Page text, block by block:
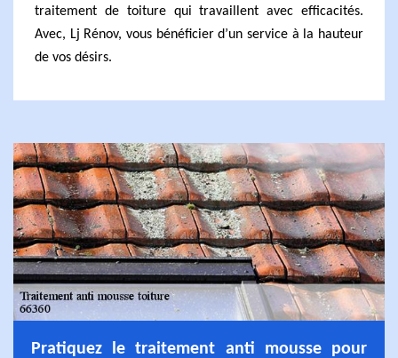
traitement de toiture qui travaillent avec efficacités.
Avec, Lj Rénov, vous bénéficier d’un service à la hauteur
de vos désirs.
Pratiquez le traitement anti mousse pour